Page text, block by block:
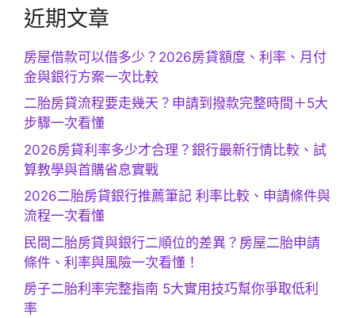
近期文章
房屋借款可以借多少？2026房貸額度、利率、月付
金與銀行方案一次比較
二胎房貸流程要走幾天？申請到撥款完整時間＋5大
步驟一次看懂
2026房貸利率多少才合理？銀行最新行情比較、試
算教學與首購省息實戰
2026二胎房貸銀行推薦筆記 利率比較、申請條件與
流程一次看懂
民間二胎房貸與銀行二順位的差異？房屋二胎申請
條件、利率與風險一次看懂！
房子二胎利率完整指南 5大實用技巧幫你爭取低利
率